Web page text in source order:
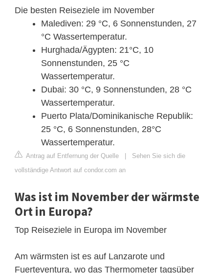
Die besten Reiseziele im November
Malediven: 29 °C, 6 Sonnenstunden, 27
°C Wassertemperatur.
Hurghada/Ägypten: 21°C, 10
Sonnenstunden, 25 °C
Wassertemperatur.
Dubai: 30 °C, 9 Sonnenstunden, 28 °C
Wassertemperatur.
Puerto Plata/Dominikanische Republik:
25 °C, 6 Sonnenstunden, 28°C
Wassertemperatur.
Antrag auf Entfernung der Quelle
Sehen Sie sich die
vollständige Antwort auf condor.com an
Was ist im November der wärmste
Ort in Europa?
Top Reiseziele in Europa im November
Am wärmsten ist es auf Lanzarote und
Fuerteventura, wo das Thermometer tagsüber